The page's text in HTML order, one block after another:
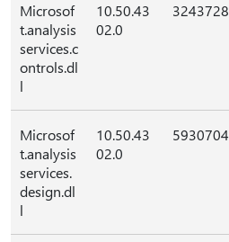
Microsof
t.analysis
services.c
ontrols.dl
l
10.50.43
02.0
3243728
Microsof
t.analysis
services.
design.dl
l
10.50.43
02.0
5930704